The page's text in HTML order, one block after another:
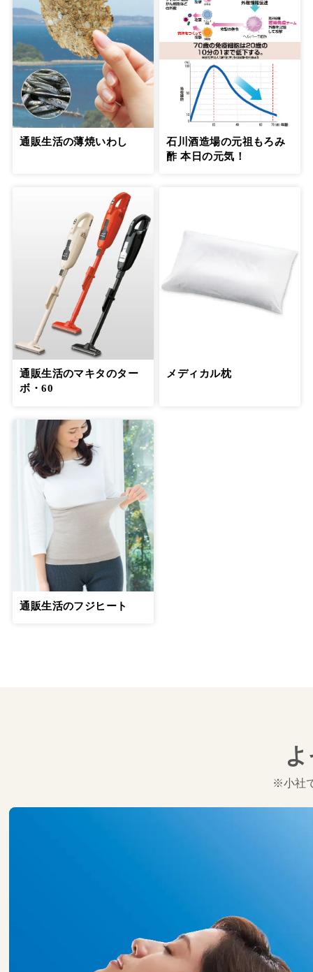
通販生活の薄焼いわし
石川酒造場の元祖もろみ
酢 本日の元気！
通販生活のマキタのター
ボ・60
メディカル枕
通販生活のフジヒート
※小社